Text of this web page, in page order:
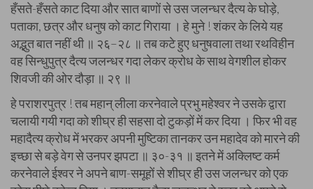
हँसते-हँसते काट दिया और सात बाणों से उस जलन्धर दैत्य के घोड़े,
पताका, छत्र और धनुष को काट गिराया । हे मुने ! शंकर के लिये यह
अद्भुत बात नहीं थी ॥ २६–२८ ॥ तब कटे हुए धनुषवाला तथा रथविहीन
वह सिन्धुपुत्र दैत्य जलन्धर गदा लेकर क्रोध के साथ वेगशील होकर
शिवजी की ओर दौड़ा ॥ २९ ॥
हे पराशरपुत्र ! तब महान् लीला करनेवाले प्रभु महेश्वर ने उसके द्वारा
चलायी गयी गदा को शीघ्र ही सहसा दो टुकड़ों में कर दिया । फिर भी वह
महादैत्य क्रोध में भरकर अपनी मुष्टिका तानकर उन महादेव को मारने की
इच्छा से बड़े वेग से उनपर झपटा ॥ ३०-३१ ॥ इतने में अक्लिष्ट कर्म
करनेवाले ईश्वर ने अपने बाण-समूहों से शीघ्र ही उस जलन्धर को एक